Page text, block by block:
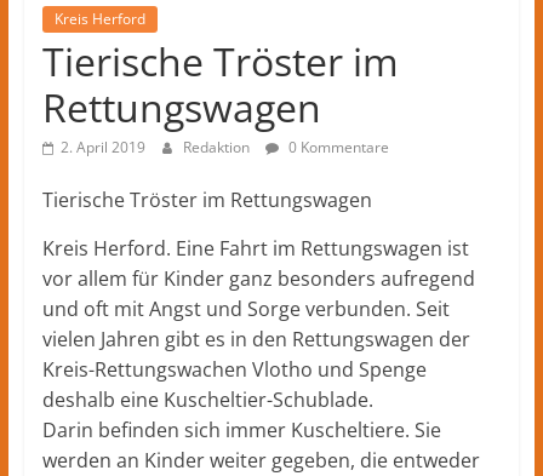
aus
Herford
und
dem
Kreis
Herford
Nachrichten
und
mehr
aus
Herford
im
Kreis
Herford
Kreis Herford
Tierische Tröster im
Rettungswagen
2. April 2019 Redaktion 0 Kommentare
Tierische Tröster im Rettungswagen
Kreis Herford. Eine Fahrt im Rettungswagen ist
vor allem für Kinder ganz besonders aufregend
und oft mit Angst und Sorge verbunden. Seit
vielen Jahren gibt es in den Rettungswagen der
Kreis-Rettungswachen Vlotho und Spenge
deshalb eine Kuscheltier-Schublade.
Darin befinden sich immer Kuscheltiere. Sie
werden an Kinder weiter gegeben, die entweder